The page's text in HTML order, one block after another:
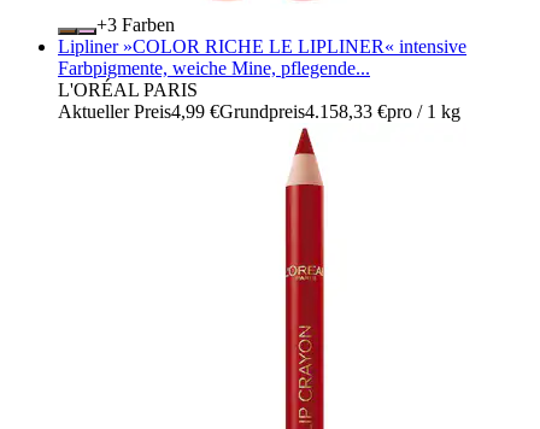
+
Farben
Lipliner »COLOR RICHE LE LIPLINER« intensive
Farbpigmente, weiche Mine, pflegende...
L'ORÉAL PARIS
Aktueller Preis4,99 €Grundpreis4.158,33 €pro / 1 kg